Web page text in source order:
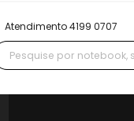
Atendimento 4199 0707